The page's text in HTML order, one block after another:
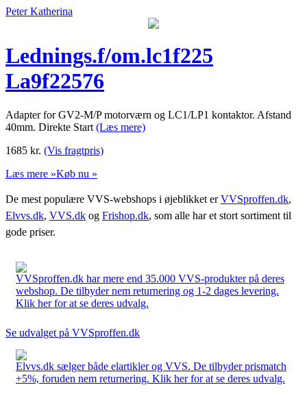
Peter Katherina
Lednings.f/om.lc1f225
La9f22576
Adapter for GV2-M/P motorværn og LC1/LP1 kontaktor. Afstand
40mm. Direkte Start (Læs mere)
1685 kr. (Vis fragtpris)
Læs mere »Køb nu »
De mest populære VVS-webshops i øjeblikket erVVSproffen.dk,
Elvvs.dk, VVS.dk og Frishop.dk, som alle har et stort sortiment til
gode priser.
VVSproffen.dk har mere end 35.000 VVS-produkter på deres
webshop. De tilbyder nem returnering og 1-2 dages levering.
Klik her for at se deres udvalg.
Se udvalget på VVSproffen.dk
Elvvs.dk sælger både elartikler og VVS. De tilbyder prismatch
+5%, foruden nem returnering. Klik her for at se deres udvalg.